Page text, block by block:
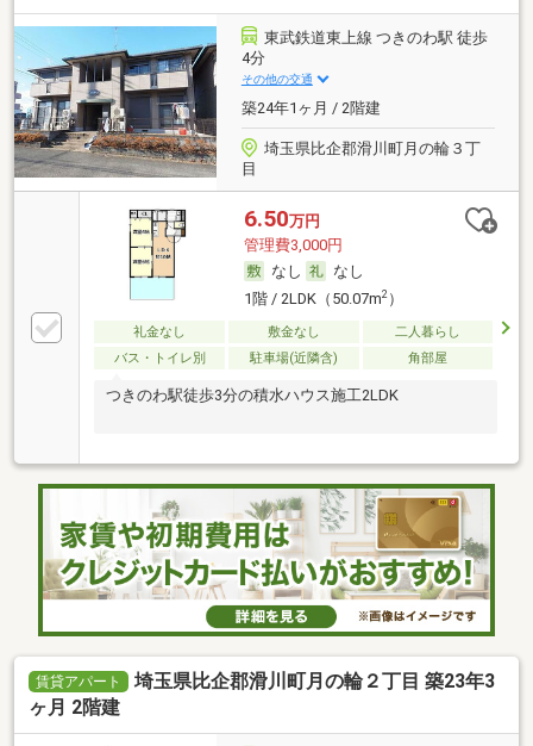
東武鉄道東上線 つきのわ駅 徒歩
4分
その他の交通
築24年1ヶ月 / 2階建
埼玉県比企郡滑川町月の輪３丁
目
6.50万円
管理費3,000円
なし
なし
1階 / 2LDK（50.07m2）
礼金なし 敷金なし
二人暮らし
バス・トイレ別
駐車場(近隣含) 角部屋
つきのわ駅徒歩3分の積水ハウス施工2LDK
賃貸アパート
埼玉県比企郡滑川町月の輪２丁目 築23年3
ヶ月 2階建